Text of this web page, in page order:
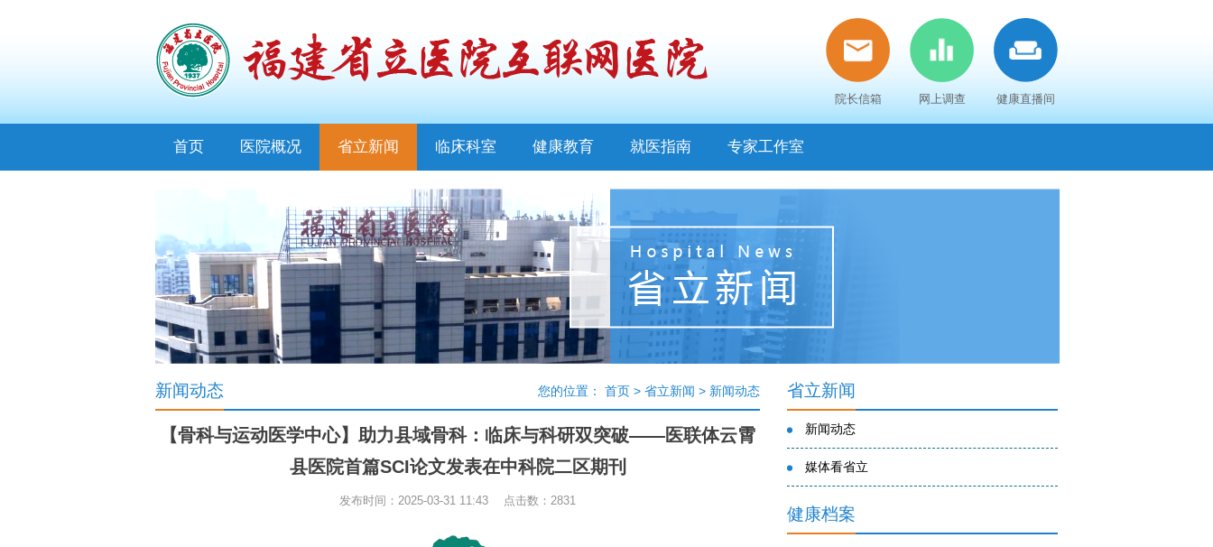
健康直播间
网上调查
院长信箱
首页 医院概况 省立新闻 临床科室 健康教育 就医指南 专家工作室
新闻动态 您的位置： 首页 > 省立新闻 > 新闻动态
【骨科与运动医学中心】助力县域骨科：临床与科研双突破——医联体云霄
县医院首篇SCI论文发表在中科院二区期刊
发布时间：2025-03-31 11:43 点击数： 2831
省立新闻
新闻动态
媒体看省立
健康档案